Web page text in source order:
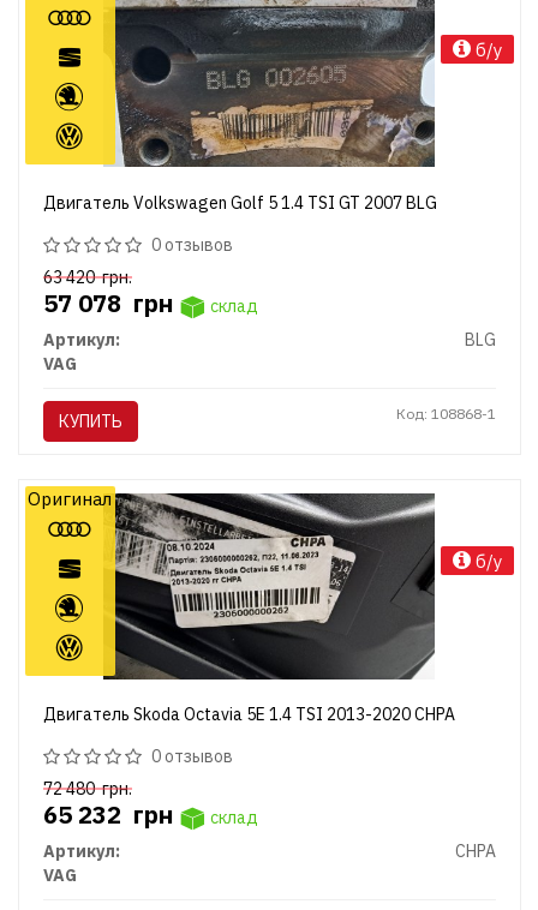
Двигатель Volkswagen Golf 5 1.4 TSI GT 2007 BLG
0 отзывов
63 420грн.
57 078 грн
склад
Артикул:
BLG
VAG
КУПИТЬ Код: 108868-1
б/у
Двигатель Skoda Octavia 5E 1.4 TSI 2013-2020 CHPA
0 отзывов
72 480грн.
65 232 грн
склад
Артикул:
CHPA
VAG
Оригинал
б/у